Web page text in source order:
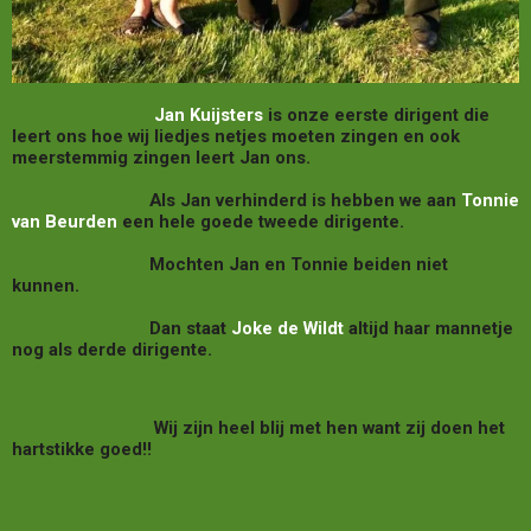
Jan Kuijsters is onze eerste dirigent die
leert ons hoe wij liedjes netjes moeten zingen en ook
meerstemmig zingen leert Jan ons.
Als Jan verhinderd is hebben we aan Tonnie
van Beurden een hele goede tweede dirigente.
Mochten Jan en Tonnie beiden niet
kunnen.
Dan staat Joke de Wildt altijd haar mannetje
nog als derde dirigente.
Wij zijn heel blij met hen want zij doen het
hartstikke goed!!